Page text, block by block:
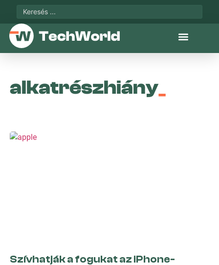
alkatrészhiány
Szívhatják a fogukat az iPhone-